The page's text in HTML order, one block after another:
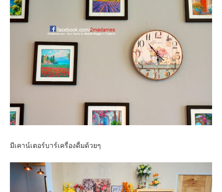
มีเคาน์เตอร์บาร์เครื่องดื่มด้วยๆ